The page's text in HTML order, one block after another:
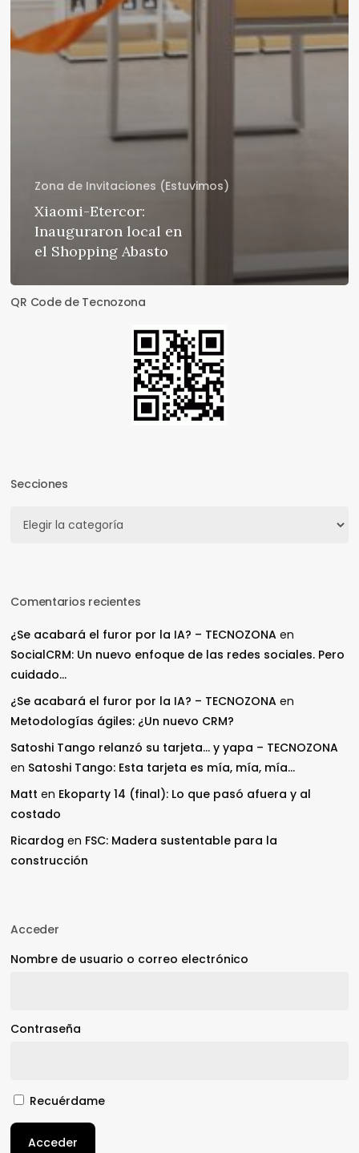
Zona de Invitaciones (Estuvimos)
Xiaomi-Etercor:
Inauguraron local en
el Shopping Abasto
QR Code de Tecnozona
Secciones
Comentarios recientes
¿Se acabará el furor por la IA? – TECNOZONA en
SocialCRM: Un nuevo enfoque de las redes sociales. Pero
cuidado…
¿Se acabará el furor por la IA? – TECNOZONA en
Metodologías ágiles: ¿Un nuevo CRM?
Satoshi Tango relanzó su tarjeta… y yapa – TECNOZONA
en Satoshi Tango: Esta tarjeta es mía, mía, mía…
Matt en Ekoparty 14 (final): Lo que pasó afuera y al
costado
Ricardog en FSC: Madera sustentable para la
construcción
Acceder
Nombre de usuario o correo electrónico
Contraseña
Recuérdame
Acceder